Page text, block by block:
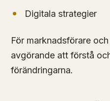
Digitala strategier
För marknadsförare
avgörande att förstå
förändringarna.